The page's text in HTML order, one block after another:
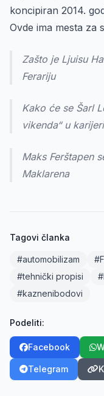
koncipiran 2014.
Ovde ima mesta za
Zašto je Ljuisu
Ferariju
Kako će se Šarl
vikenda“ u
Maks Ferštapen
Maklarena
Tagovi članka
#automobilizam
#tehnički propisi
#kaznenibodovi
Podeliti:
Facebook
Telegram